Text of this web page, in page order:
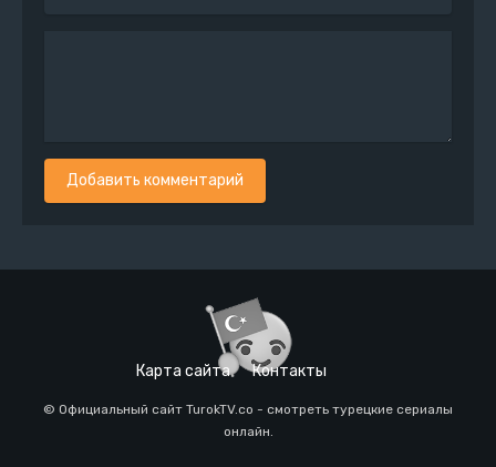
Добавить комментарий
Карта сайта Контакты
© Официальный сайт TurokTV.co - смотреть турецкие сериалы
онлайн.